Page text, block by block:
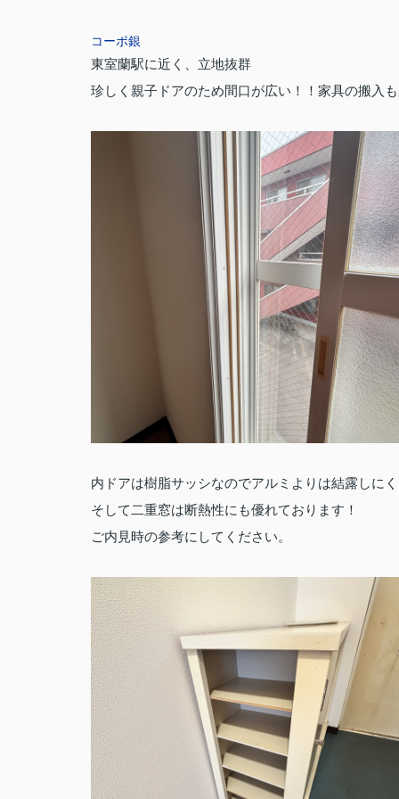
コーポ銀
東室蘭駅に近く、立地抜群
珍しく親子ドアのため間口が広い！！ 家具の搬入
内ドアは樹脂サッシなのでアルミよりは結露しに
そして二重窓は断熱性にも優れております！
ご内見時の参考にしてください。